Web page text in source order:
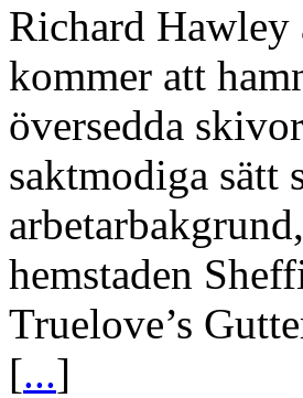
Richard Hawley
kommer att
översedda
saktmodiga sätt
hemstaden
Truelove’s
[...]